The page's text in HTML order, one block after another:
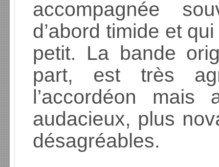
accompagnée
d’abord timide et
petit. La bande
part, est très
l’accordéon
audacieux, plus
désagréables.